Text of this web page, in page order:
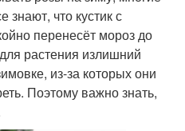
знают, что кустик с
перенесёт мороз до
растения излишний
из-за которых они
Поэтому важно знать,